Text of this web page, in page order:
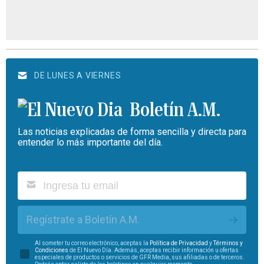
DE LUNES A VIERNES
Boletín A.M.
Las noticias explicadas de forma sencilla y directa para
entender lo más importante del día.
Regístrate a Boletín A.M.
Al someter tu correo electrónico, aceptas la Política de Privacidad yTérminos y
Condiciones de El Nuevo Día. Además, aceptas recibir información u ofertas
especiales de productos o servicios de GFR Media, sus afiliadas o de terceros.